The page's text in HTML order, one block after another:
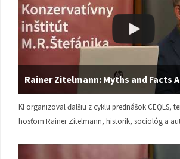
Rainer Zitelmann: Myths and Facts
KI organizoval ďalšiu z cyklu prednášok CEQLS,
hosťom Rainer Zitelmann, historik, sociológ a